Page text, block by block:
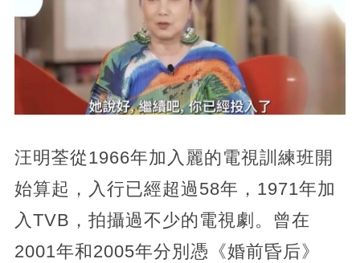
汪明荃從1966年加入麗的電視訓練班開
始算起，入行已經超過58年，1971年加
入TVB，拍攝過不少的電視劇。曾在
2001年和2005年分別憑《婚前昏后》